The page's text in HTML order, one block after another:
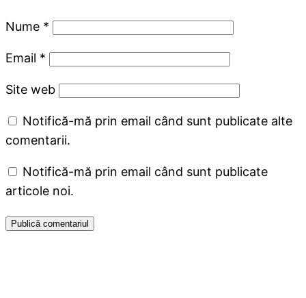
Nume *
Email *
Site web
Notifică-mă prin email când sunt publicate alte
comentarii.
Notifică-mă prin email când sunt publicate
articole noi.